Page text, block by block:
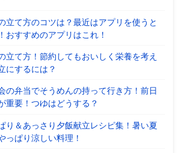
立て方のコツは？最近はアプリを使うと
おすすめのアプリはこれ！
立て方！節約してもおいしく栄養を考え
にするには？
の弁当でそうめんの持って行き方！前日
重要！つゆはどうする？
り＆あっさり夕飯献立レシピ集！暑い夏
っぱり涼しい料理！